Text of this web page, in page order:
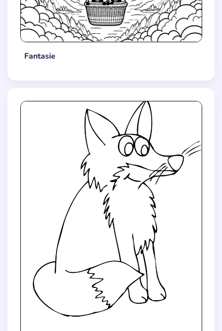
Fantasie